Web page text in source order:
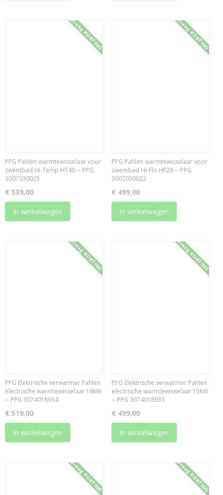
Vraag KORTING
PPG Pahlen warmtewisselaar voor
zwembad Hi-Temp HT40 -- PPG
3007030025
€ 539,00
In winkelwagen
Vraag KORTING
PPG Pahlen warmtewisselaar voor
zwembad Hi-Flo HF28 -- PPG
3007030022
€ 499,00
In winkelwagen
Vraag KORTING
PPG Elektrische verwarmer Pahlen
electrische warmtewisselaar 18kW
-- PPG 3074018934
€ 519,00
In winkelwagen
Vraag KORTING
PPG Elektrische verwarmer Pahlen
electrische warmtewisselaar 15kW
-- PPG 3074018933
€ 499,00
In winkelwagen
Vraag KORTING Vraag KORTING